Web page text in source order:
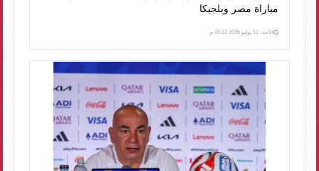
مباراة مصر وبلجيكا
الأحد، 12 يوليو 2026 10:22 م